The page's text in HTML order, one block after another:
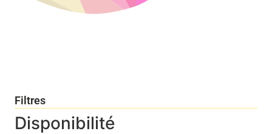
Filtres
Disponibilité